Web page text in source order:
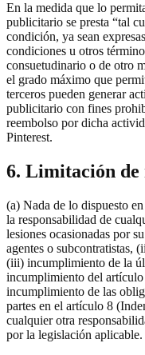
En la medida que lo
publicitario se presta “tal
condición, ya sean
condiciones u otros
consuetudinario o de otro
el grado máximo que
terceros pueden generar
publicitario con fines
reembolso por dicha
Pinterest.
6. Limitación de
(a) Nada de lo dispuesto
la responsabilidad de
lesiones ocasionadas por
agentes o subcontratistas,
(iii) incumplimiento de la
incumplimiento del
incumplimiento de las
partes en el artículo 8
cualquier otra
por la legislación aplicable.